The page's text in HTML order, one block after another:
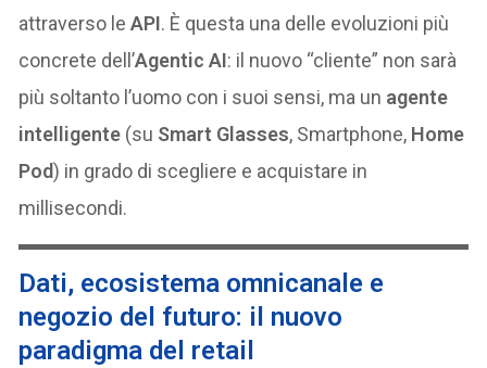
attraverso leAPI. È questa una delle evoluzioni più
concrete dell’Agentic AI: il nuovo “cliente” non sarà
più soltanto l’uomo con i suoi sensi, ma un agente
intelligente (su Smart Glasses, Smartphone, Home
Pod) in grado di scegliere e acquistare in
millisecondi.
Dati, ecosistema omnicanale e
negozio del futuro: il nuovo
paradigma del retail